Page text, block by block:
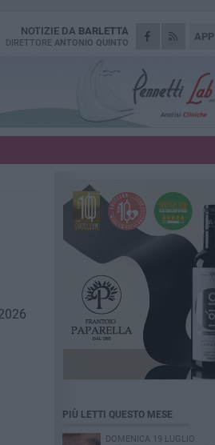
APP
NOTIZIE DA BARLETTA
DIRETTORE ANTONIO QUINTO
PIÙ LETTI QUESTO MESE
DOMENICA 19 LUGLIO